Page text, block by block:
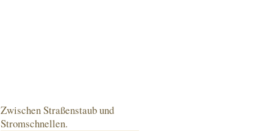
Zwischen Straßenstaub und
Stromschnellen.